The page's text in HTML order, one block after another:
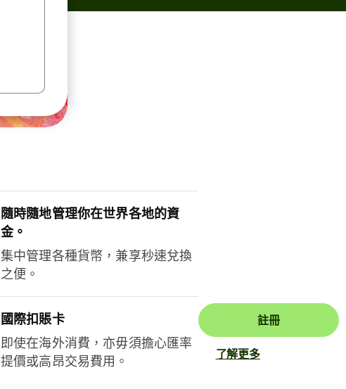
隨時隨地管理你在世界各地的資
金。
集中管理各種貨幣，兼享秒速兌換
之便。
國際扣賬卡
即使在海外消費，亦毋須擔心匯率
提價或高昂交易費用。
註冊
了解更多